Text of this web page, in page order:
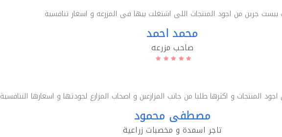
بيست جرين من اجود المنتجات اللى اشتغلت بيها فى المزرعه و اسعار تنافسية
محمد احمد
صاحب مزرعه
المنتجات و اكثرها طلبا من جانب المزارعين و اصحاب المزارع لجودتها و اسعارها التنافسية
مصطفى محمود
تاجر اسمدة و مخصبات زراعية